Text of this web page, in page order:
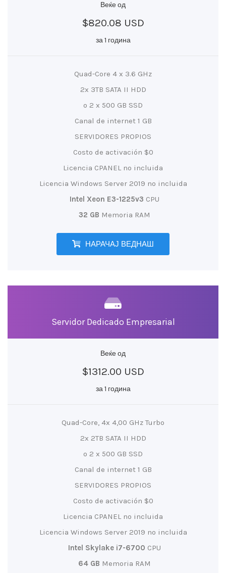
Веќе од
$820.08 USD
за 1 година
Quad-Core 4 x 3.6 GHz
2x 3TB SATA II HDD
o 2 x 500 GB SSD
Canal de internet 1 GB
SERVIDORES PROPIOS
Costo de activación $0
Licencia CPANEL no incluida
Licencia Windows Server 2019 no incluida
Intel Xeon E3-1225v3 CPU
32 GB Memoria RAM
НАРАЧАЈ ВЕДНАШ
Servidor Dedicado Empresarial
Веќе од
$1312.00 USD
за 1 година
Quad-Core, 4x 4,00 GHz Turbo
2x 2TB SATA II HDD
o 2 x 500 GB SSD
Canal de internet 1 GB
SERVIDORES PROPIOS
Costo de activación $0
Licencia CPANEL no incluida
Licencia Windows Server 2019 no incluida
Intel Skylake i7-6700 CPU
64 GB Memoria RAM